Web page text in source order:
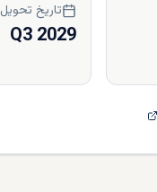
تاریخ تحویل
Q3 2029